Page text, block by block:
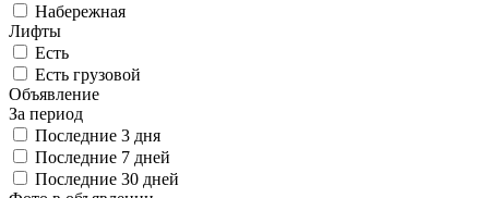
Набережная
Лифты
Есть
Есть грузовой
Объявление
За период
Последние 3 дня
Последние 7 дней
Последние 30 дней